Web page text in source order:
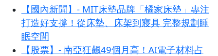
【國內新聞】- MIT床墊品牌「橘家床墊」專注
打造好支撐！從床墊、床架到寢具 完整規劃睡
眠空間
【股票】- 南亞狂飆49個月高！AI電子材料占